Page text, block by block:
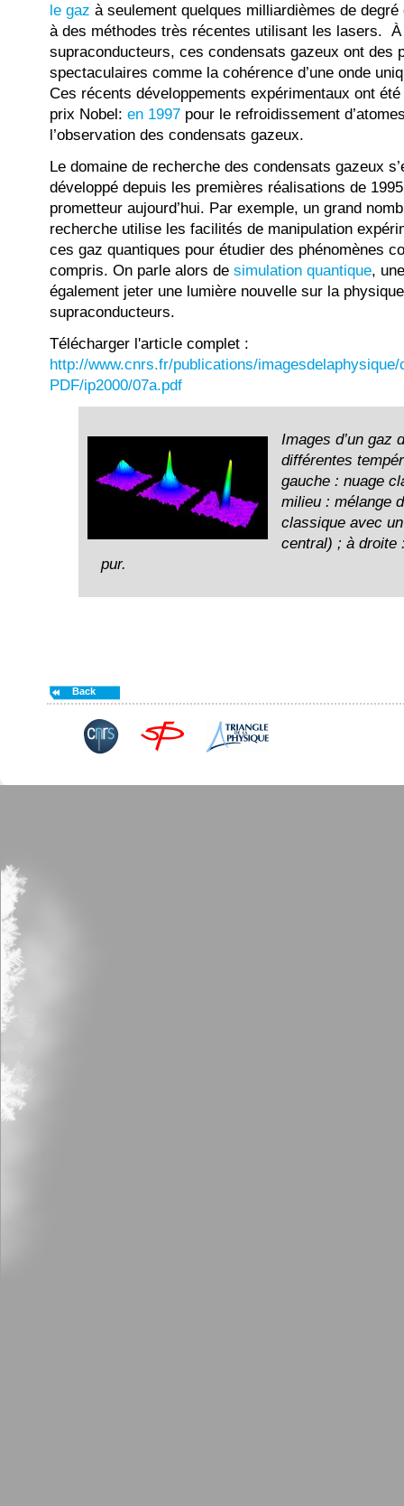
le gaz à seulement quelques milliardièmes de
à des méthodes très récentes utilisant les lasers. À
supraconducteurs, ces condensats gazeux ont des
spectaculaires comme la cohérence d’une onde
Ces récents développements expérimentaux ont
prix Nobel: en 1997 pour le refroidissement
l’observation des condensats gazeux.
Le domaine de recherche des condensats gazeux
développé depuis les premières réalisations de
prometteur aujourd’hui. Par exemple, un grand
recherche utilise les facilités de manipulation
ces gaz quantiques pour étudier des phénomènes
compris. On parle alors de simulation quantique,
également jeter une lumière nouvelle sur la
supraconducteurs.
Télécharger l'article complet :
http://www.cnrs.fr/publications/imagesdelaphysique/
PDF/ip2000/07a.pdf
Images d’un gaz
différentes
gauche : nuage
milieu : mélange
classique avec
central) ; à droite
pur.
Back